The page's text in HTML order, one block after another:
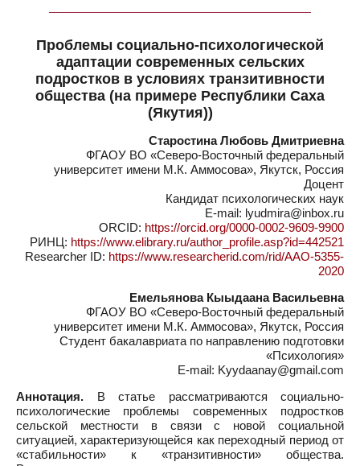
Проблемы социально-психологической
адаптации современных сельских
подростков в условиях транзитивности
общества (на примере Республики Саха
(Якутия))
Старостина Любовь Дмитриевна
ФГАОУ ВО «Северо-Восточный федеральный
университет имени М.К. Аммосова», Якутск, Россия
Доцент
Кандидат психологических наук
E-mail: lyudmira@inbox.ru
ORCID: https://orcid.org/0000-0002-9609-9900
РИНЦ: https://www.elibrary.ru/author_profile.asp?id=442521
Researcher ID: https://www.researcherid.com/rid/AAO-5355-
2020
Емельянова Кыыдаана Васильевна
ФГАОУ ВО «Северо-Восточный федеральный
университет имени М.К. Аммосова», Якутск, Россия
Студент бакалавриата по направлению подготовки
«Психология»
E-mail: Kyydaanay@gmail.com
Аннотация. В статье рассматриваются социально-
психологические проблемы современных подростков
сельской местности в связи с новой социальной
ситуацией, характеризующейся как переходный период от
«стабильности» к «транзитивности» общества.